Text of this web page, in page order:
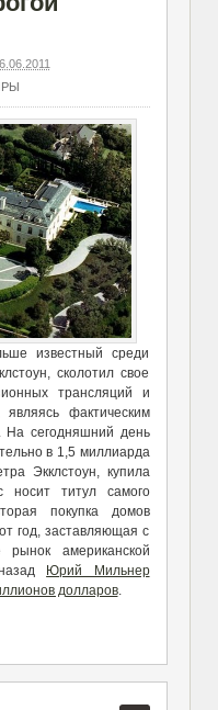
известный среди
сколотил свое
трансляций и
фактическим
На сегодняшний день
в 1,5 миллиарда
Экклстоун, купила
носит титул самого
покупка домов
год, заставляющая с
американской
Юрий Мильнер
долларов.